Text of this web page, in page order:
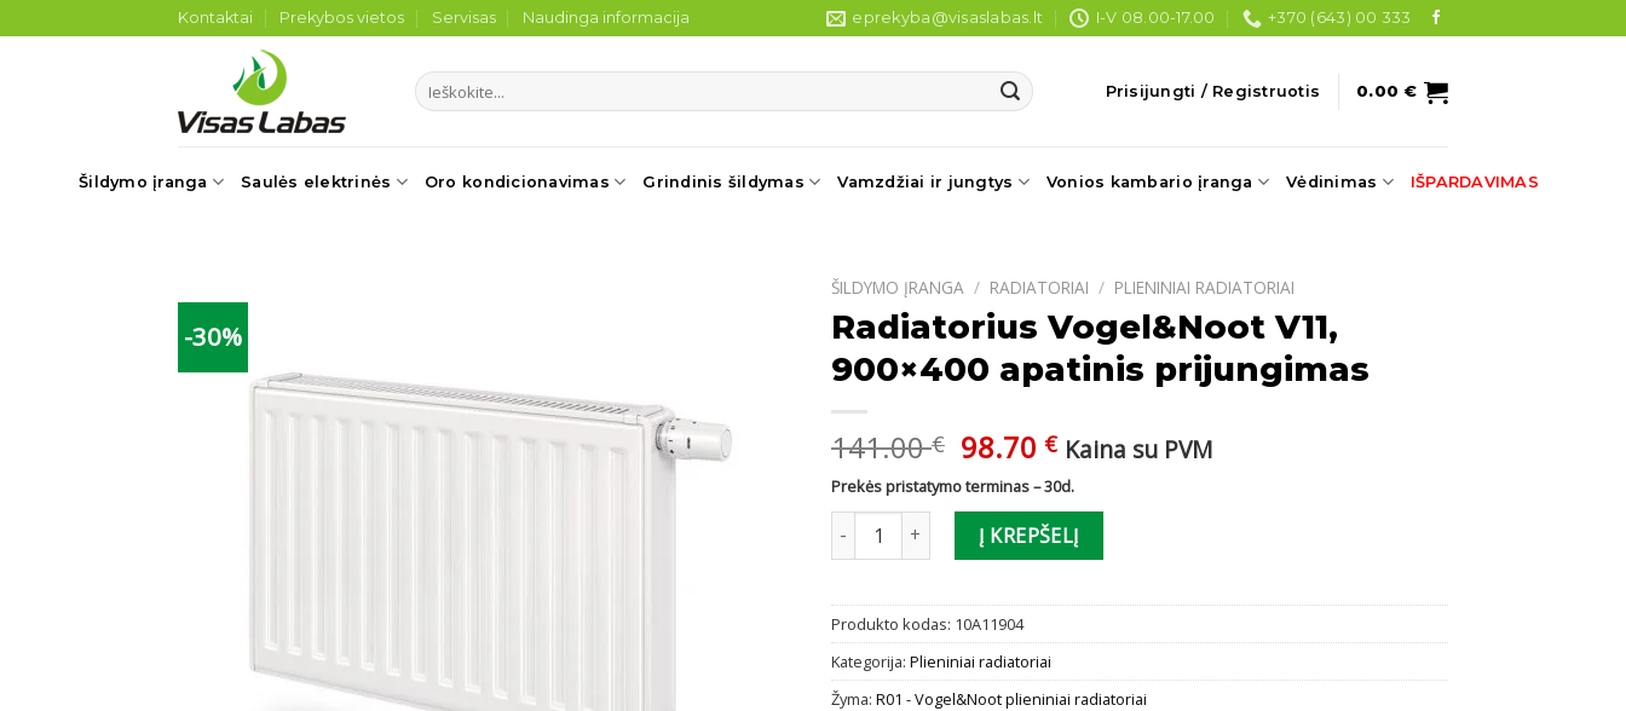
to
Kontaktai Prekybos vietos Servisas Naudinga informacija eprekyba@visaslabas.lt I-V 08.00-17.00 +370 (643) 00 333
Ieškoti: Prisijungti / Registruotis 0.00€
Šildymo įranga Saulės elektrinės Oro kondicionavimas Grindinis šildymas Vamzdžiai ir jungtys Vonios kambario įranga Vėdinimas IŠPARDAVIMAS
-30%
ŠILDYMO ĮRANGA / RADIATORIAI / PLIENINIAI RADIATORIAI
Radiatorius Vogel&Noot V11,
900×400 apatinis prijungimas
141.00€ Original
price
was:
141.00 €.
98.70 €Current
price
is:
98.70 €.
Kaina su PVM
Prekės pristatymo terminas – 30d.
produkto kiekis: Radiatorius Vogel&Noot V11, 900x400 apatinis prijungimas
Į KREPŠELĮ
Produkto kodas: 10A11904
Kategorija: Plieniniai radiatoriai
Žyma: R01 - Vogel&Noot plieniniai radiatoriai